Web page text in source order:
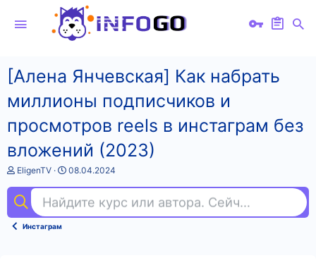
[Алена Янчевская] Как набрать
миллионы подписчиков и
просмотров reels в инстаграм без
вложений (2023)
А
т
о
т
EligenTV
Д
а
н
08.04.2024
Найдите курс или автора. Сейчас ищут
Инстаграм